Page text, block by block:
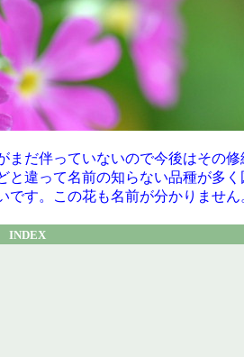
だ伴っていないので今後はその
違って名前の知らない品種が多
す。この花も名前が分かりません
INDEX